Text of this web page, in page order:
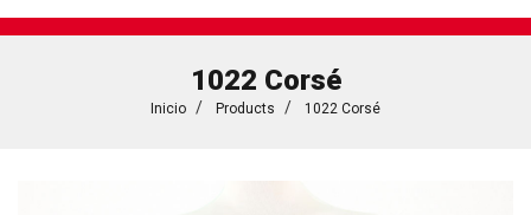
1022 Corsé
Inicio Products 1022 Corsé